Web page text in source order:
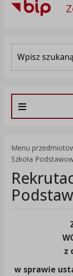
Menu
Szkoła
z
w sprawie